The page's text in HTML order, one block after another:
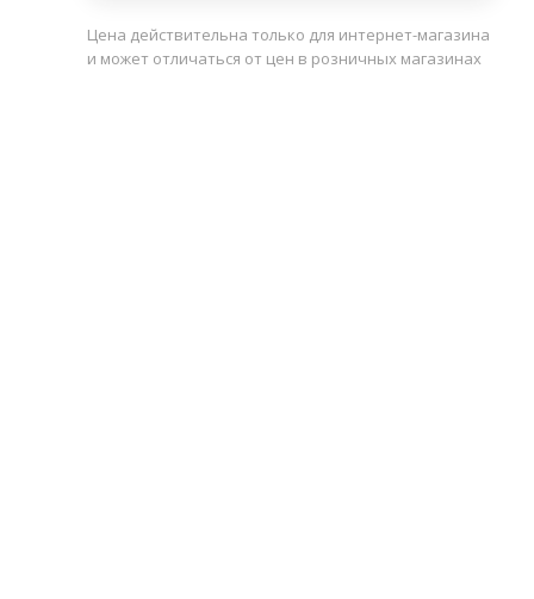
Цена действительна только для интернет-магазина
и может отличаться от цен в розничных магазинах